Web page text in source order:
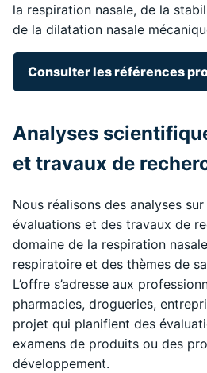
la respiration nasale, de la
de la dilatation nasale
Consulter les références
Analyses
et travaux de
Nous réalisons des analyses
évaluations et des travaux de
domaine de la respiration
respiratoire et des thèmes de
L’offre s’adresse aux
pharmacies, drogueries,
projet qui planifient des
examens de produits ou des
développement.